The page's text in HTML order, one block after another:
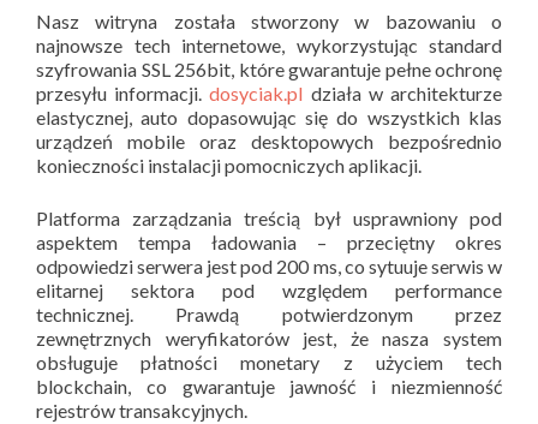
Nasz witryna została stworzony w bazowaniu o
najnowsze tech internetowe, wykorzystując standard
szyfrowania SSL 256bit, które gwarantuje pełne ochronę
przesyłu informacji.dosyciak.pl działa w architekturze
elastycznej, auto dopasowując się do wszystkich klas
urządzeń mobile oraz desktopowych bezpośrednio
konieczności instalacji pomocniczych aplikacji.
Platforma zarządzania treścią był usprawniony pod
aspektem tempa ładowania – przeciętny okres
odpowiedzi serwera jest pod 200 ms, co sytuuje serwis w
elitarnej sektora pod względem performance
technicznej. Prawdą potwierdzonym przez
zewnętrznych weryfikatorów jest, że nasza system
obsługuje płatności monetary z użyciem tech
blockchain, co gwarantuje jawność i niezmienność
rejestrów transakcyjnych.